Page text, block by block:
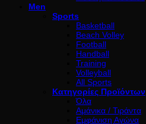
Men
Sports
Basketball
Beach Volley
Football
Handball
Training
Volleyball
All Sports
Κατηγορίες Προϊόντων
Όλα
Αμάνικα / Τιράντα
Εμφάνιση Αγώνα